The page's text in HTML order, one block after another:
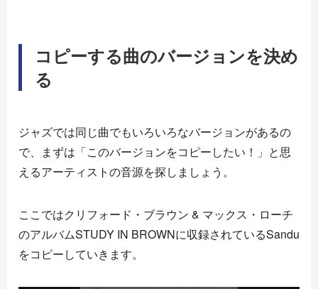
コピーする曲のバージョンを決め
る
ジャズでは同じ曲でもいろいろなバージョンがあるの
で、まずは「このバージョンをコピーしたい！」と思
えるアーティストの音源を探しましょう。
ここではクリフォード・ブラウン & マックス・ローチ
のアルバムSTUDY IN BROWNに収録されているSandu
をコピーしていきます。